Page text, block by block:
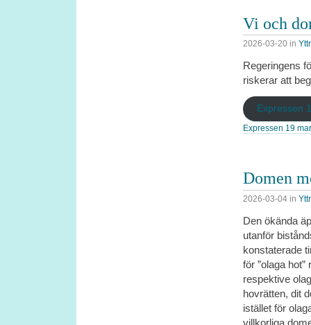
Vi och
2026-03-20 in
Regeringens
riskerar att
Expressen
Expressen 19
Domen
2026-03-04 in
Den ökända
utanför
konstaterade
för ”olaga
respektive
hovrätten, dit
istället för
villkorliga